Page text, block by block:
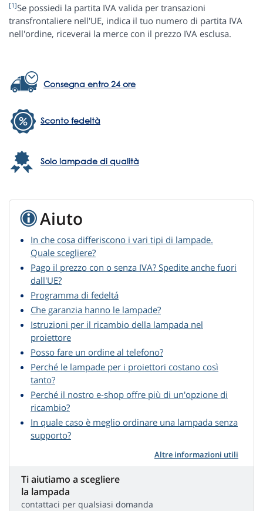
[1]Se possiedi la partita IVA valida per transazioni
transfrontaliere nell'UE, indica il tuo numero di partita IVA
nell'ordine, riceverai la merce con il prezzo IVA esclusa.
Consegna entro 24 ore
Sconto fedeltà
Solo lampade di qualità
Aiuto
In che cosa differiscono i vari tipi di lampade.
Quale scegliere?
Pago il prezzo con o senza IVA? Spedite anche fuori
dall'UE?
Programma di fedeltá
Che garanzia hanno le lampade?
Istruzioni per il ricambio della lampada nel
proiettore
Posso fare un ordine al telefono?
Perché le lampade per i proiettori costano così
tanto?
Perché il nostro e-shop offre più di un'opzione di
ricambio?
In quale caso è meglio ordinare una lampada senza
supporto?
Altre informazioni utili
Ti aiutiamo a scegliere
la lampada
contattaci per qualsiasi domanda